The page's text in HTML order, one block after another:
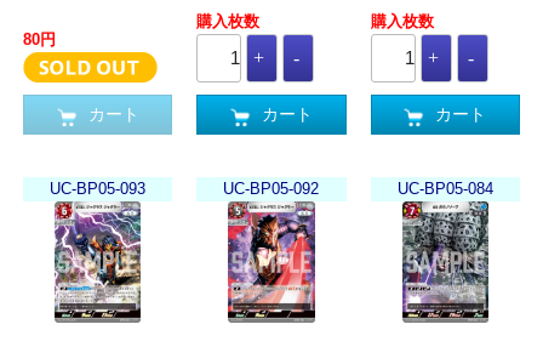
80円
カート
購入枚数
カート
購入枚数
カート
UC-BP05-093 UC-BP05-092 UC-BP05-084